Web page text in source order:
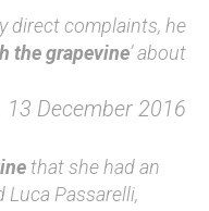
direct complaints, he
the grapevine’ about
13 December 2016
that she had an
Luca Passarelli,